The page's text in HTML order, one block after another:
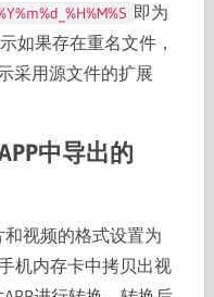
即为
如果存在重名文件，
采用源文件的扩展
中导出的
视频的格式设置为
机内存卡中拷贝出视